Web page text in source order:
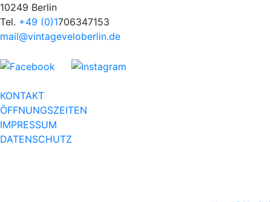
10249 Berlin
Tel. +49 (0)1706347153
mail@vintageveloberlin.de
KONTAKT
ÖFFNUNGSZEITEN
IMPRESSUM
DATENSCHUTZ